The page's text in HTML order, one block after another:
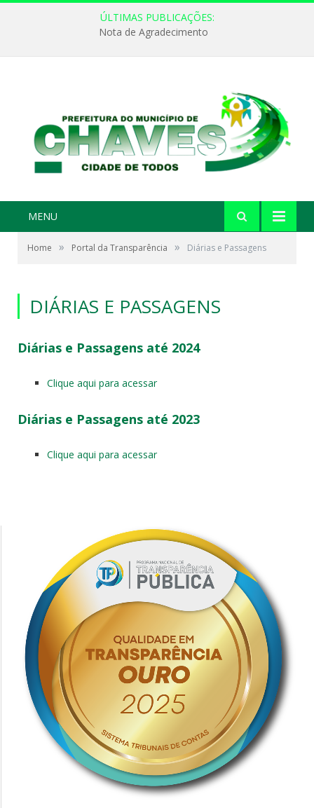
ÚLTIMAS PUBLICAÇÕES:
Nota de Agradecimento
MENU
Home » Portal da Transparência » Diárias e Passagens
DIÁRIAS E PASSAGENS
Diárias e Passagens até 2024
Clique aqui para acessar
Diárias e Passagens até 2023
Clique aqui para acessar